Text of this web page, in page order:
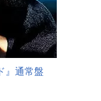
』通常盤